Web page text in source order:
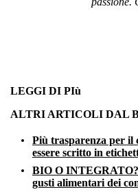
LEGGI DI PIù
ALTRI ARTICOLI DAL
Più trasparenza per il
essere scritto in
BIO O
gusti alimentari dei